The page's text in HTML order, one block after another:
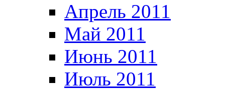
Апрель 2011
Май 2011
Июнь 2011
Июль 2011